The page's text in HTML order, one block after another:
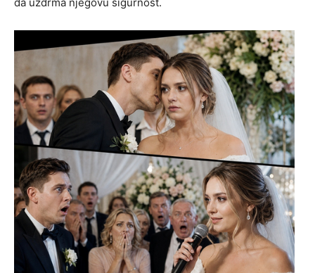
da uzdrma njegovu sigurnost.